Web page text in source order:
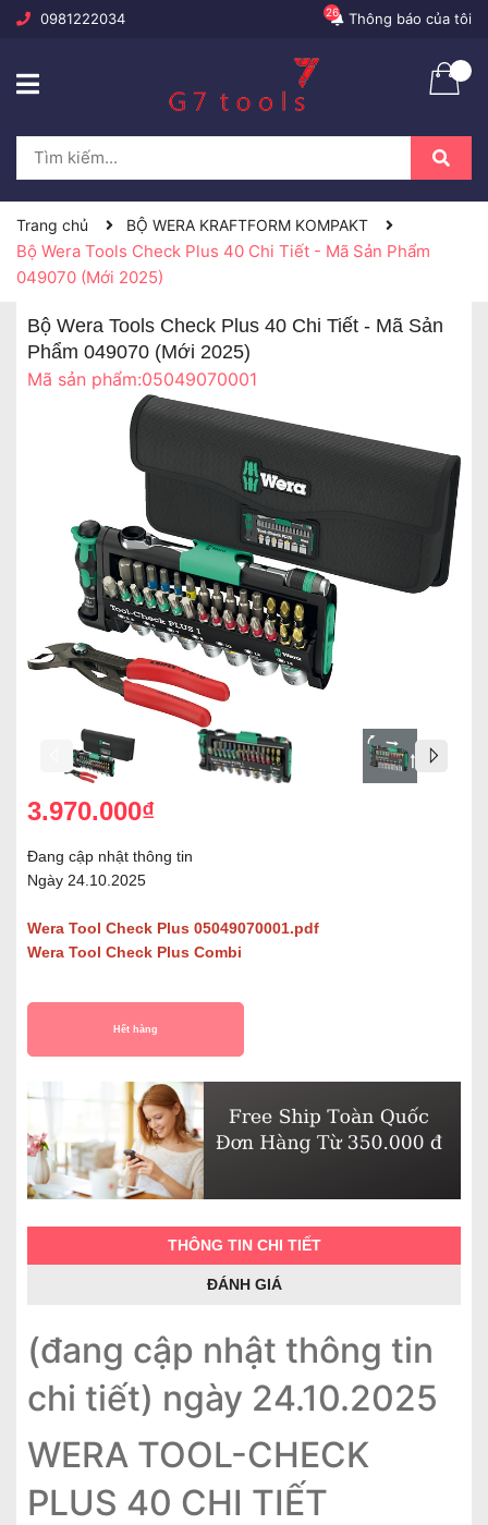
0981222034 Thông báo của tôi
26
Trang chủ BỘ WERA KRAFTFORM KOMPAKT
Bộ Wera Tools Check Plus 40 Chi Tiết - Mã Sản Phẩm
049070 (Mới 2025)
Bộ Wera Tools Check Plus 40 Chi Tiết - Mã Sản
Phẩm 049070 (Mới 2025)
Mã sản phẩm:05049070001
3.970.000₫
Đang cập nhật thông tin
Ngày 24.10.2025
Wera Tool Check Plus 05049070001.pdf
Wera Tool Check Plus Combi
Hết hàng
THÔNG TIN CHI TIẾT
ĐÁNH GIÁ
(đang cập nhật thông tin
chi tiết) ngày 24.10.2025
WERA TOOL-CHECK
PLUS 40 CHI TIẾT